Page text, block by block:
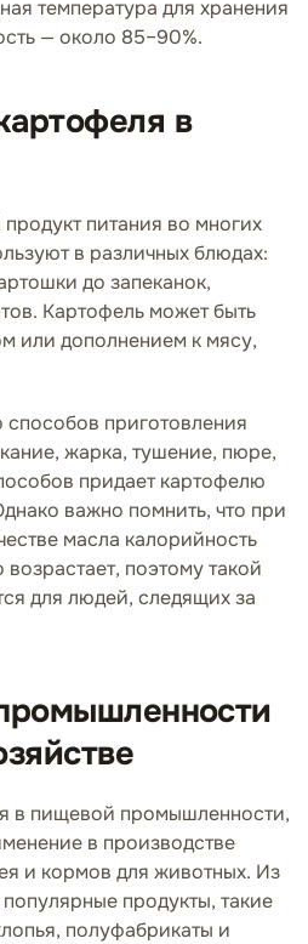
температура для хранения
— около 85–90%.
в
питания во многих
в различных блюдах:
до запеканок,
Картофель может быть
или дополнением к мясу,
приготовления
жарка, тушение, пюре,
придает картофелю
важно помнить, что при
масла калорийность
поэтому такой
для людей, следящих за
в пищевой промышленности,
в производстве
и кормов для животных. Из
продукты, такие
полуфабрикаты и